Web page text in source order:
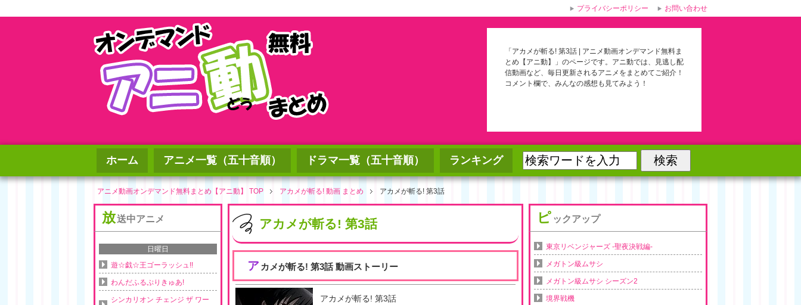
「アカメが斬る! 第3話 | アニメ動画オンデマンド無料ま
とめ【アニ動】」のページです。アニ動では、見逃し配
信動画など、毎日更新されるアニメをまとめてご紹介！
コメント欄で、みんなの感想も見てみよう！
ホーム アニメ一覧（五十音順） ドラマ一覧（五十音順） ランキング
アニメ動画オンデマンド無料まとめ【アニ動】 TOP アカメが斬る! 動画 まとめ アカメが斬る! 第3話
アカメが斬る! 第3話
ア カメが斬る! 第3話 動画ストーリー
アカメが斬る! 第3話
放送中アニメ
日曜日
遊☆戯☆王ゴーラッシュ!!
わんだふるぷりきゅあ!
シンカリオン チェンジ ザ ワー
ピ ックアップ
東京リベンジャーズ -聖夜決戦編-
メガトン級ムサシ
メガトン級ムサシ シーズン2
境界戦機
プライバシーポリシー お問い合わせ